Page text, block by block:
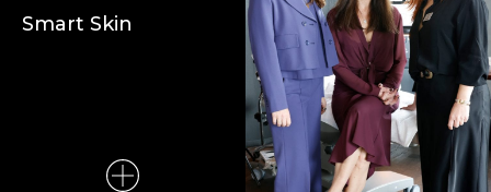
Smart Skin